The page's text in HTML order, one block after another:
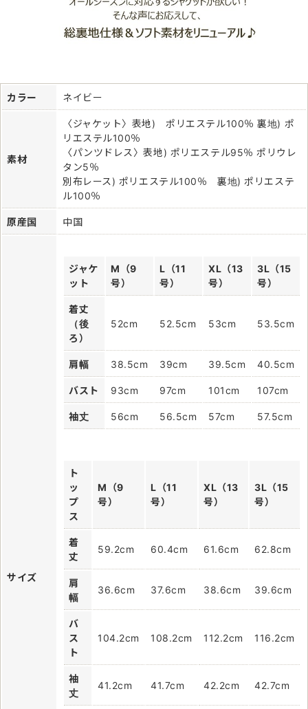
カラー ネイビー
素材
〈ジャケット〉表地) ポリエステル100％ 裏地) ポ
リエステル100％
〈パンツドレス〉表地) ポリエステル95％ ポリウレ
タン5％
別布レース) ポリエステル100％ 裏地) ポリエステ
ル100％
原産国 中国
サイズ
ジャケ
ット
M（9
号）
L（11
号）
XL（13
号）
3L（15
号）
着丈
（後
ろ）
52cm 52.5cm 53cm 53.5cm
肩幅 38.5cm 39cm 39.5cm 40.5cm
バスト 93cm 97cm 101cm 107cm
袖丈 56cm 56.5cm 57cm 57.5cm
ト
ッ
プ
ス
M（9
号）
L（11
号）
XL（13
号）
3L（15
号）
着
丈
59.2cm 60.4cm 61.6cm 62.8cm
肩
幅
36.6cm 37.6cm 38.6cm 39.6cm
バ
ス
ト
104.2cm 108.2cm 112.2cm 116.2cm
袖
丈
41.2cm 41.7cm 42.2cm 42.7cm